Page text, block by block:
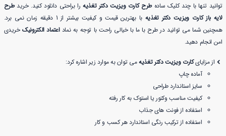
توانید تنها با چند کلیک سادهطرح کارت ویزیت دکتر تغذیه را براحتی دانلود کنید. خریدطرح
لایه باز کارت ویزیت دکتر تغذیه
با بهترین قیمت و کیفیت بیشتر از 1 دقیقه زمان نمی برد.
همچنین شما می توانید در طرح با ما با خیالی راحت با توجه به نماداعتماد الکترونیکخریدی
امن انجام دهید.
از مزایایکارت ویزیت دکتر تغذیهمی توان به موارد زیر اشاره کرد:
آماده چاپ
سایز استاندارد طراحی
کیفیت مناسب وکتور یا استوک به کار رفته
استفاده از فونت های جذاب
استفاده از ترکیب رنگی استاندارد هر کسب و کار